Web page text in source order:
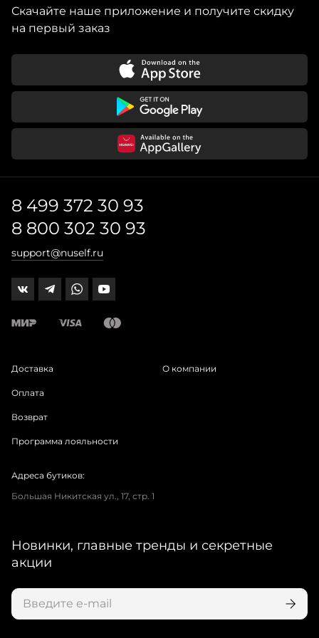
Скачайте наше приложение и получите скидку
на первый заказ
8 499 372 30 93
8 800 302 30 93
support@nuself.ru
Доставка
Оплата
Возврат
Программа лояльности
О компании
Адреса бутиков:
Большая Никитская ул., 17, стр. 1
Новинки, главные тренды и секретные
акции